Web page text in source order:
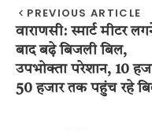
PREVIOUS ARTICLE
वाराणसी: स्मार्ट मीटर
बाद बढ़े बिजली बिल,
उपभोक्ता परेशान, 10
50 हजार तक पहुंच रहे